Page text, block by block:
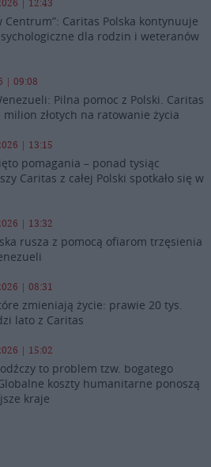
| 12:43
Centrum”: Caritas Polska kontynuuje
dla rodzin i weteranów
| 09:08
Pilna pomoc z Polski. Caritas
milion złotych na ratowanie życia
| 13:15
pomagania – ponad tysiąc
Caritas z całej Polski spotkało się w
| 13:32
rusza z pomocą ofiarom trzęsienia
| 08:31
zmieniają życie: prawie 20 tys.
lato z Caritas
| 15:02
to problem tzw. bogatego
koszty humanitarne ponoszą
kraje